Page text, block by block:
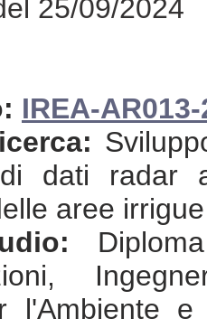
25/09/2024
IREA-
di dati radar
aree irrigue
l'Ambiente